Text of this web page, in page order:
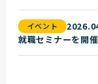
イベント
就職セミナーを開催